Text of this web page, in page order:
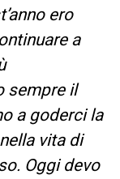
ero
a
sempre il
a goderci la
vita di
Oggi devo